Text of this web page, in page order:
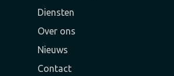
Diensten
Over ons
Nieuws
Contact